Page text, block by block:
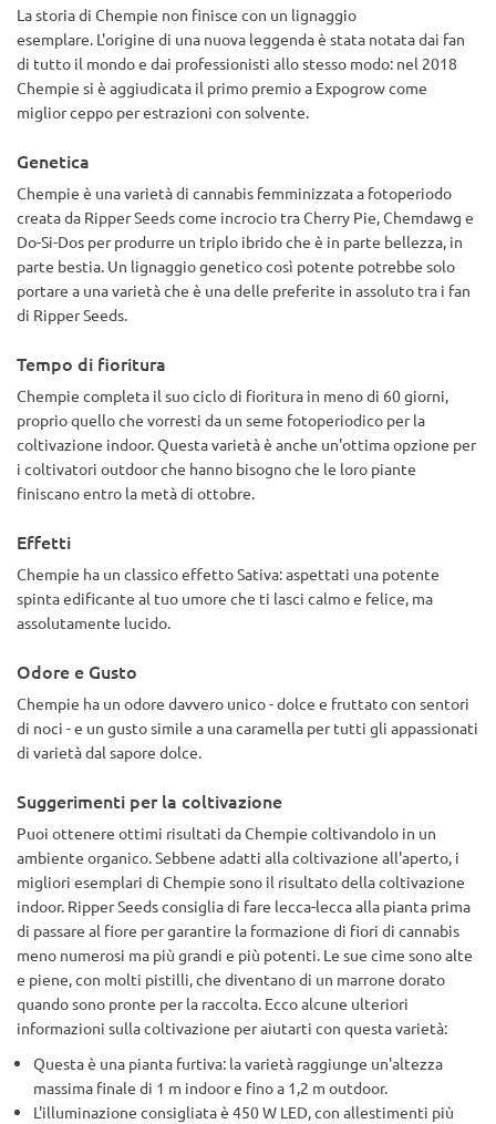
Densità queste cime sono super dense, solide come biglie 9/
10
Il gusto è fuori dal mondo 10/10
Alto è un buon ronzio di 2 ore non mi fa assonnato o pigro
buon giorno fumare alto 7/10
Rendimento per la verdura e per la sua taglia 7/10
La storia di Chempie non finisce con un lignaggio
esemplare. L'origine di una nuova leggenda è stata notata dai fan
di tutto il mondo e dai professionisti allo stesso modo: nel 2018
Chempie si è aggiudicata il primo premio a Expogrow come
miglior ceppo per estrazioni con solvente.
Genetica
Chempie è una varietà di cannabis femminizzata a fotoperiodo
creata da Ripper Seeds come incrocio tra Cherry Pie, Chemdawg e
Do-Si-Dos per produrre un triplo ibrido che è in parte bellezza, in
parte bestia. Un lignaggio genetico così potente potrebbe solo
portare a una varietà che è una delle preferite in assoluto tra i fan
di Ripper Seeds.
Tempo di fioritura
Chempie completa il suo ciclo di fioritura in meno di 60 giorni,
proprio quello che vorresti da un seme fotoperiodico per la
coltivazione indoor. Questa varietà è anche un'ottima opzione per
i coltivatori outdoor che hanno bisogno che le loro piante
finiscano entro la metà di ottobre.
Effetti
Chempie ha un classico effetto Sativa: aspettati una potente
spinta edificante al tuo umore che ti lasci calmo e felice, ma
assolutamente lucido.
Odore e Gusto
Chempie ha un odore davvero unico - dolce e fruttato con sentori
di noci - e un gusto simile a una caramella per tutti gli appassionati
di varietà dal sapore dolce.
Suggerimenti per la coltivazione
Puoi ottenere ottimi risultati da Chempie coltivandolo in un
ambiente organico. Sebbene adatti alla coltivazione all'aperto, i
migliori esemplari di Chempie sono il risultato della coltivazione
indoor. Ripper Seeds consiglia di fare lecca-lecca alla pianta prima
di passare al fiore per garantire la formazione di fiori di cannabis
meno numerosi ma più grandi e più potenti. Le sue cime sono alte
e piene, con molti pistilli, che diventano di un marrone dorato
quando sono pronte per la raccolta. Ecco alcune ulteriori
informazioni sulla coltivazione per aiutarti con questa varietà:
Questa è una pianta furtiva: la varietà raggiunge un'altezza
massima finale di 1 m indoor e fino a 1,2 m outdoor.
L'illuminazione consigliata è 450 W LED, con allestimenti più